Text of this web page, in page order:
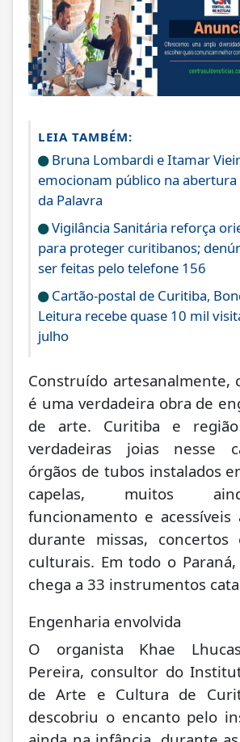
LEIA TAMBÉM:
Bruna Lombardi e Itamar
emocionam público na abertura
da Palavra
Vigilância Sanitária reforça
para proteger curitibanos;
ser feitas pelo telefone 156
Cartão-postal de Curitiba,
Leitura recebe quase 10 mil
julho
Construído artesanalmente,
é uma verdadeira obra de
de arte. Curitiba e região
verdadeiras joias nesse
órgãos de tubos instalados
capelas, muitos
funcionamento e acessíveis
durante missas, concertos
culturais. Em todo o
chega a 33 instrumentos
Engenharia envolvida
O organista Khae
Pereira, consultor do
de Arte e Cultura de
descobriu o encanto pelo